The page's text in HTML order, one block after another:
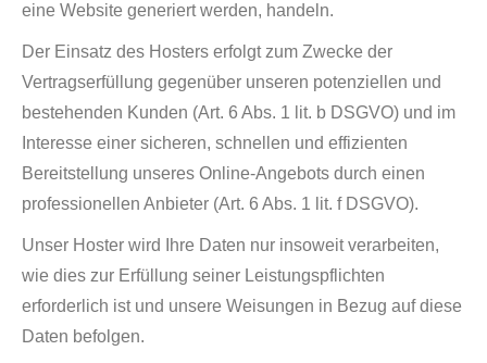
eine Website generiert werden, handeln.
Der Einsatz des Hosters erfolgt zum Zwecke der
Vertragserfüllung gegenüber unseren potenziellen und
bestehenden Kunden (Art. 6 Abs. 1 lit. b DSGVO) und im
Interesse einer sicheren, schnellen und effizienten
Bereitstellung unseres Online-Angebots durch einen
professionellen Anbieter (Art. 6 Abs. 1 lit. f DSGVO).
Unser Hoster wird Ihre Daten nur insoweit verarbeiten,
wie dies zur Erfüllung seiner Leistungspflichten
erforderlich ist und unsere Weisungen in Bezug auf diese
Daten befolgen.